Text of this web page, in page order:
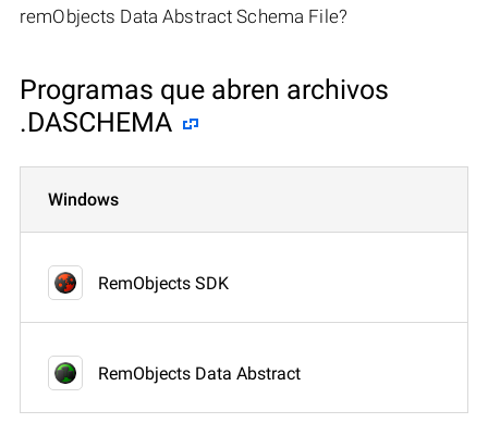
remObjects Data Abstract Schema File?
Programas que abren archivos
.DASCHEMA
Windows
RemObjects SDK
RemObjects Data Abstract